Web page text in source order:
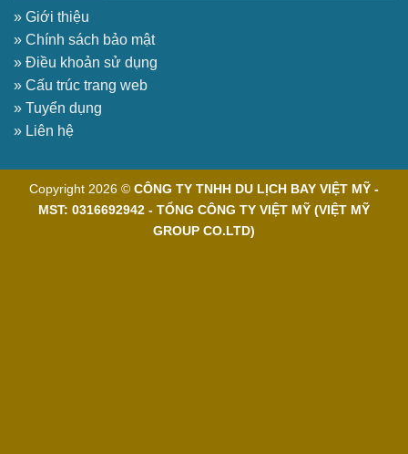
» Giới thiệu
» Chính sách bảo mật
» Điều khoản sử dụng
» Cấu trúc trang web
» Tuyển dụng
» Liên hệ
Copyright 2026 © CÔNG TY TNHH DU LỊCH BAY VIỆT MỸ -
MST: 0316692942 - TỔNG CÔNG TY VIỆT MỸ (VIỆT MỸ
GROUP CO.LTD)